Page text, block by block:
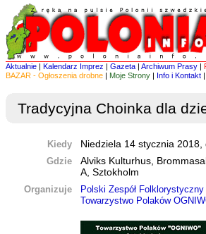
Aktualnie | Kalendarz Imprez | Gazeta | Archiwum Prasy |
BAZAR - Ogłoszenia drobne | Moje Strony | Info i Kontakt |
Tradycyjna Choinka dla
Kiedy
Niedziela 14 stycznia
Gdzie
Alviks Kulturhus,
A, Sztokholm
Organizuje
Polski Zespół
Towarzystwo Polaków